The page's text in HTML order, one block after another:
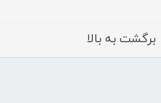
برگشت به بالا